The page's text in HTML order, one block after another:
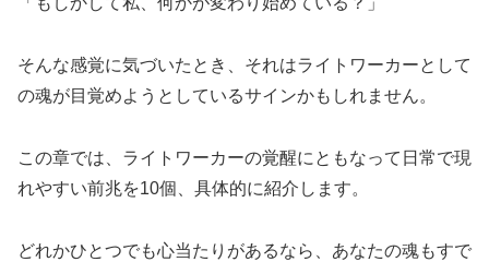
そんな感覚に気づいたとき、それはライトワーカーとして
の魂が目覚めようとしているサインかもしれません。
この章では、ライトワーカーの覚醒にともなって日常で現
れやすい前兆を10個、具体的に紹介します。
どれかひとつでも心当たりがあるなら、あなたの魂もすで